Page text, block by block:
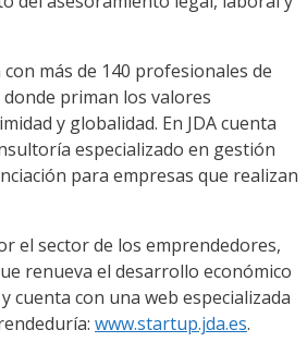
más de 140 profesionales de
priman los valores
y globalidad. En JDA cuenta
especializado en gestión
para empresas que realizan
el sector de los emprendedores,
renueva el desarrollo económico
cuenta con una web especializada
www.startup.jda.es.